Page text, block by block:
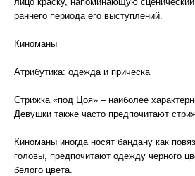
раннего периода его выступлений.
Киноманы
Атрибутика: одежда и прическа
Стрижка «под Цоя» – наиболее
Девушки также часто предпочитают
Киноманы иногда носят бандану как
головы, предпочитают одежду черного
белого цвета.